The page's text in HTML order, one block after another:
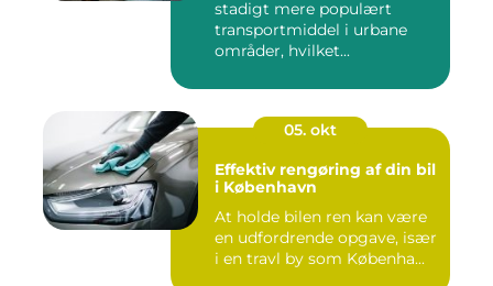
stadigt mere populært
transportmiddel i urbane
områder, hvilket...
05. okt
Effektiv rengøring af din bil
i København
At holde bilen ren kan være
en udfordrende opgave, især
i en travl by som Københa...